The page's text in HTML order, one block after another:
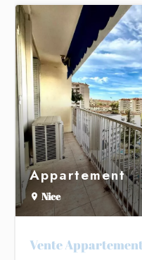
Appartement
Nice
Vente